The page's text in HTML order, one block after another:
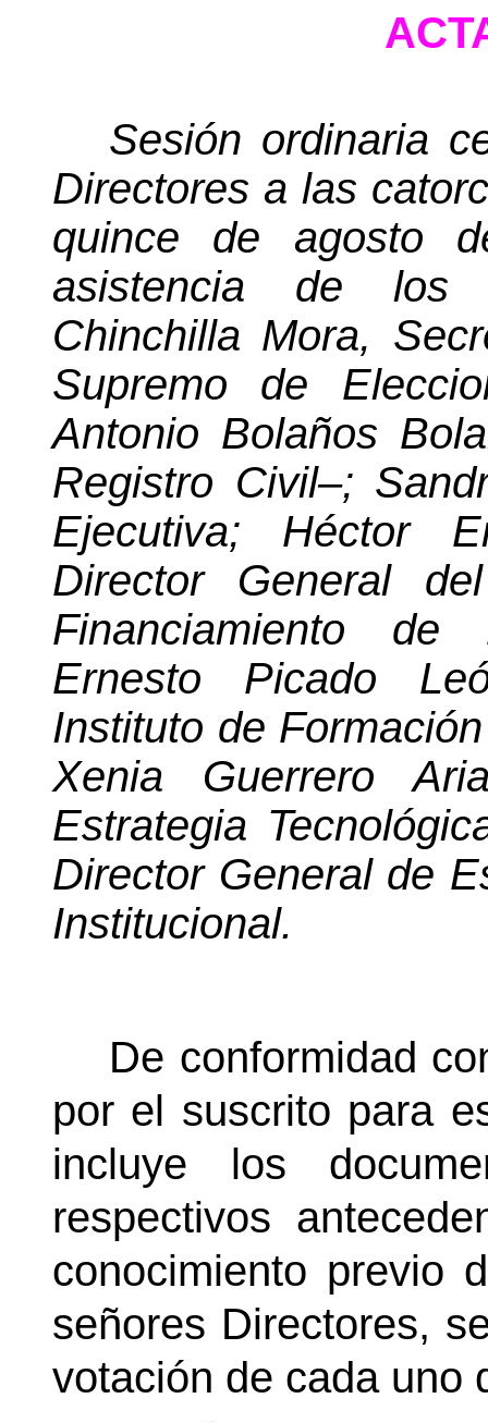
Sesión ordinaria
Directores a las
quince de agosto
asistencia de los
Chinchilla Mora,
Supremo de
Antonio Bolaños
Registro Civil–;
Ejecutiva; Héctor
Director General
Financiamiento de
Ernesto Picado
Instituto de
Xenia Guerrero
Estrategia
Director General de
Institucional.
De conformidad
por el suscrito para
incluye los
respectivos
conocimiento previo
señores Directores,
votación de cada uno